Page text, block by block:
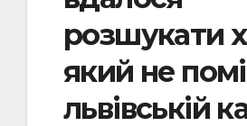
розшукати
який не
львівській